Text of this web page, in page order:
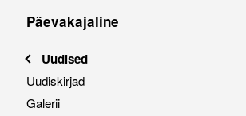
Päevakajaline
Uudised
Uudiskirjad
Galerii